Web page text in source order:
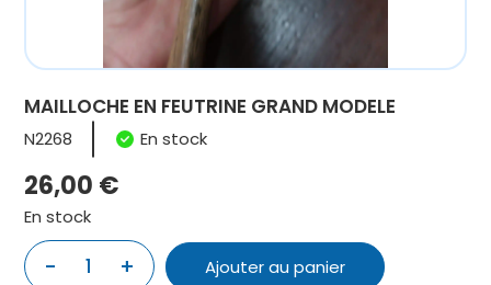
MAILLOCHE EN FEUTRINE GRAND MODELE
N2268 En stock
26,00 €
En stock
- + Ajouter au panier